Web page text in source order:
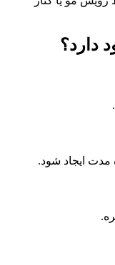
دارد؟
مدت ایجاد شود.